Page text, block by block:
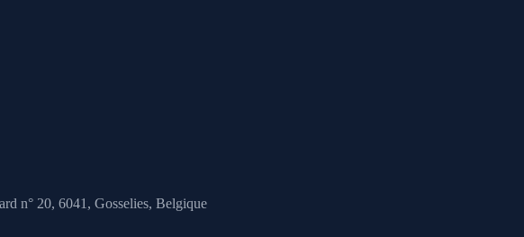
n° 20, 6041, Gosselies, Belgique